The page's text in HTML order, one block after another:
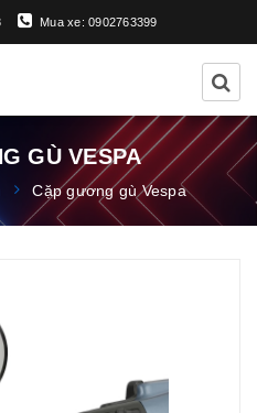
Mua xe: 0902763399
GÙ VESPA
Cặp gương gù Vespa